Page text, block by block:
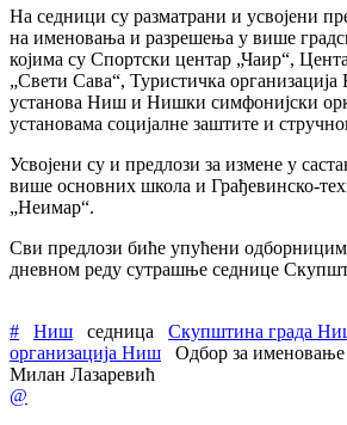
На седници су разматрани и усвојени
на именовања и разрешења у више
којима су Спортски центар „Чаир“,
„Свети Сава“, Туристичка
установа Ниш и Нишки симфонијски
установама социјалне заштите и
Усвојени су и предлози за измене у
више основних школа и Грађевинско-
„Неимар“.
Сви предлози биће упућени
дневном реду сутрашње седнице
# Ниш седница Скупштина града
организација Ниш
Одбор за именовање
Милан Лазаревић
@